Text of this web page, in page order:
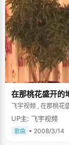
在那桃花盛开的
飞宇视频 , 在那桃花
UP主: 飞宇视频
歌曲 • 2008/3/14